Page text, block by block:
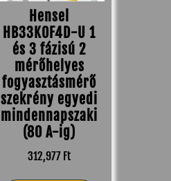
Hensel
HB33K0F4D-U 1
és 3 fázisú 2
mérőhelyes
fogyasztásmérő
szekrény egyedi
mindennapszaki
(80 A-ig)
312,977 Ft